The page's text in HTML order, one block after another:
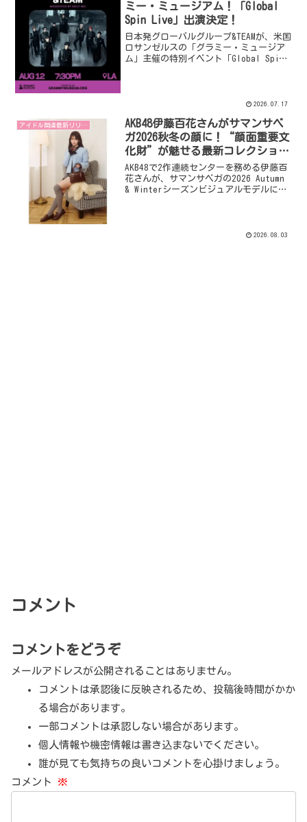
ミー・ミュージアム！「Global
Spin Live」出演決定！
日本発グローバルグループ&TEAMが、米国
ロサンゼルスの「グラミー・ミュージア
ム」主催の特別イベント「Global Spin
2026.07.17
アイドル関連最新リリース
AKB48伊藤百花さんがサマンサベ
ガ2026秋冬の顔に！“顔面重要文
化財”が魅せる最新コレクション
に注目
AKB48で2作連続センターを務める伊藤百
花さんが、サマンサベガの2026 Autumn
& Winterシーズンビジュアルモデルに起
2026.08.03
コメント
コメントをどうぞ
メールアドレスが公開されることはありません。
コメントは承認後に反映されるため、投稿後時間がかか
る場合があります。
一部コメントは承認しない場合があります。
個人情報や機密情報は書き込まないでください。
誰が見ても気持ちの良いコメントを心掛けましょう。
コメント ※